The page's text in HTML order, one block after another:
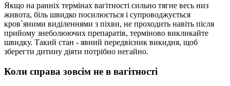
Якщо на ранніх термінах вагітності сильно тягне весь низ
живота, біль швидко посилюється і супроводжується
кров`яними виділеннями з піхви, не проходить навіть після
прийому знеболюючих препаратів, терміново викликайте
швидку. Такий стан - явний передвісник викидня, щоб
зберегти дитину діяти потрібно негайно.
Коли справа зовсім не в вагітності